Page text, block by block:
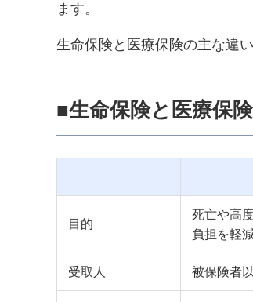
ます。
生命保険と医療保険の主な違
■生命保険と医療保
目的
死亡や高
負担を軽
受取人 被保険者